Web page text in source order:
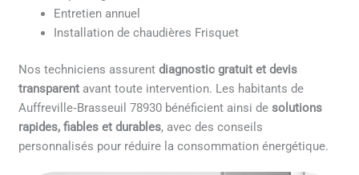
Entretien annuel
Installation de chaudières Frisquet
Nos techniciens assurentdiagnostic gratuit et devis
transparent avant toute intervention. Les habitants de
Auffreville‑Brasseuil 78930 bénéficient ainsi desolutions
rapides, fiables et durables, avec des conseils
personnalisés pour réduire la consommation énergétique.